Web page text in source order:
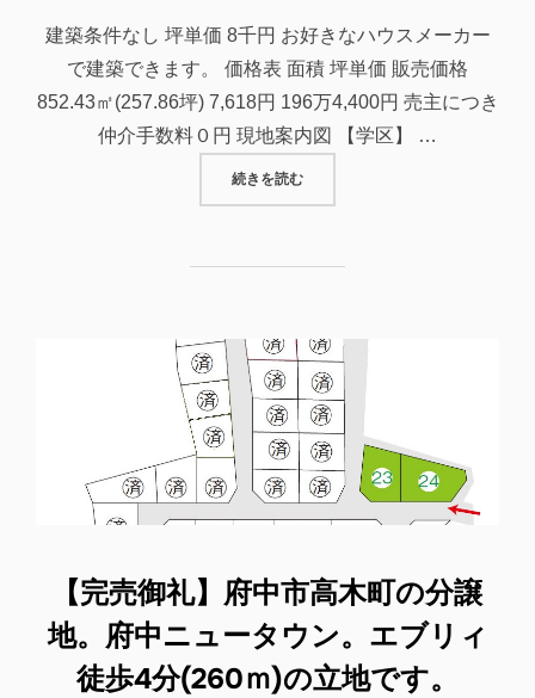
建築条件なし 坪単価 8千円 お好きなハウスメーカー
で建築できます。 価格表 面積 坪単価 販売価格
852.43㎡(257.86坪) 7,618円 196万4,400円 売主につき
仲介手数料０円 現地案内図 【学区】 …
続きを読む“府中市土生町の売り土地。坪単価
【完売御礼】府中市高木町の分譲
地。府中ニュータウン。エブリィ
徒歩4分(260ｍ)の立地です。